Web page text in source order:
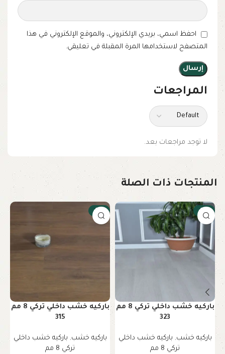
المراجعات
لا توجد مراجعات بعد.
احفظ اسمي، بريدي الإلكتروني، والموقع الإلكتروني في هذا
المتصفح لاستخدامها المرة المقبلة في تعليقي.
المنتجات ذات الصلة
-18%
باركيه خشب داخلي تركي 8 مم
323
باركيه خشب, باركيه خشب داخلي
تركي 8 مم
-18%
باركيه خشب داخلي تركي 8 مم
315
باركيه خشب, باركيه خشب داخلي
تركي 8 مم